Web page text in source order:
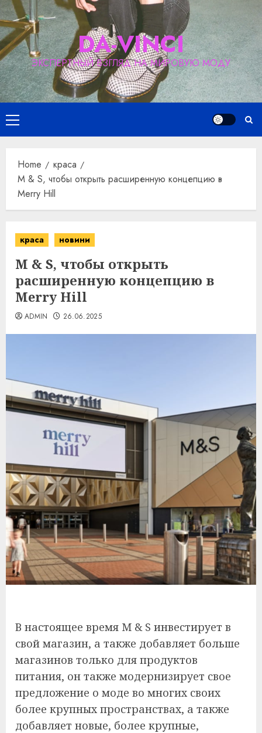
Skip
to
content
DA-VINCI
ЭКСПЕРТНЫЙ ВЗГЛЯД НА МИРОВУЮ МОДУ
Primary
Menu
Home
краса
M & S, чтобы открыть расширенную концепцию в
Merry Hill
краса новини
M & S, чтобы открыть
расширенную концепцию в
Merry Hill
ADMIN 26.06.2025
В настоящее время M & S инвестирует в
свой магазин, а также добавляет больше
магазинов только для продуктов
питания, он также модернизирует свое
предложение о моде во многих своих
более крупных пространствах, а также
добавляет новые, более крупные,